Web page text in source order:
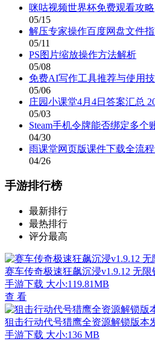
咪咕视频世界杯免费观看攻略
05/15
解压专家操作百度网盘文件
05/11
PS图片缩放操作方法解析
05/08
免费AI写作工具推荐与使用
05/06
庄园小课堂4月4日答案汇总
05/03
Steam手机令牌能否绑定多个
04/30
雨课堂网页版课件下载全流
04/26
手游排行榜
最新排行
最热排行
评分最高
赛车传奇极速狂飙沉浸v1.9.12 无限
手游下载 大小:119.81MB
查 看
狙击行动代号猎鹰全资源解锁版本
手游下载 大小:136 MB